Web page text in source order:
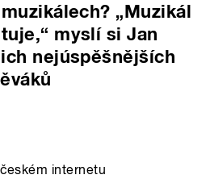
„Muzikál
myslí si Jan
nejúspěšnějších
internetu